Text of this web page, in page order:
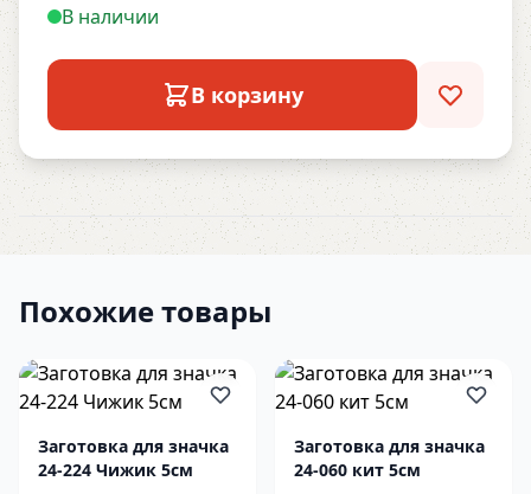
В наличии
В корзину
Похожие товары
Заготовка для значка
24-224 Чижик 5см
Заготовка для значка
24-060 кит 5см